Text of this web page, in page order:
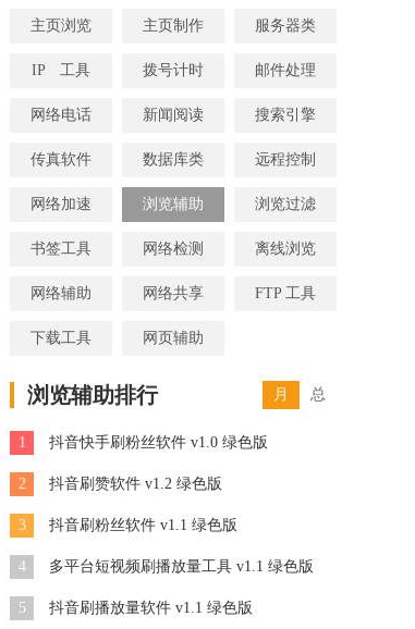
主页浏览 主页制作 服务器类
IP 工具 拨号计时 邮件处理
网络电话 新闻阅读 搜索引擎
传真软件 数据库类 远程控制
网络加速 浏览辅助 浏览过滤
书签工具 网络检测 离线浏览
网络辅助 网络共享 FTP 工具
下载工具 网页辅助
浏览辅助排行 月 总
1 抖音快手刷粉丝软件 v1.0 绿色版
2 抖音刷赞软件 v1.2 绿色版
3 抖音刷粉丝软件 v1.1 绿色版
4 多平台短视频刷播放量工具 v1.1 绿色版
5 抖音刷播放量软件 v1.1 绿色版